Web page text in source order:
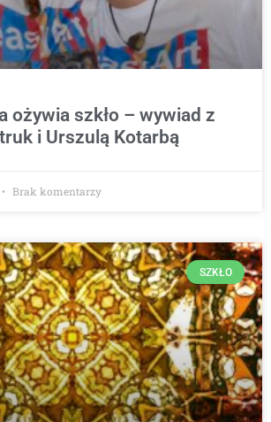
ożywia szkło – wywiad z
i Urszulą Kotarbą
Brak komentarzy
SZKŁO